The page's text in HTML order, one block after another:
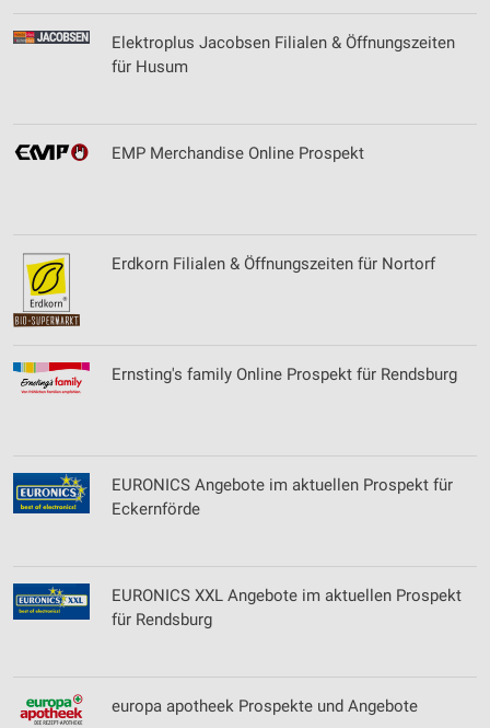
Elektroplus Jacobsen Filialen & Öffnungszeiten
für Husum
EMP Merchandise Online Prospekt
Erdkorn Filialen & Öffnungszeiten für Nortorf
Ernsting's family Online Prospekt für Rendsburg
EURONICS Angebote im aktuellen Prospekt für
Eckernförde
EURONICS XXL Angebote im aktuellen Prospekt
für Rendsburg
europa apotheek Prospekte und Angebote
Werbeanzeigen
Verwendung von Profilen zur Auswahl
Verwendung von Profilen zur Auswahl
personalisierter Inhalte
Messung der Performance von Inhalten
Quellen
Entwicklung und Verbesserung der Angebote
IAB-Besonderheiten:
Geräte anhand von aktiv angeforderten
Informationen identifizieren